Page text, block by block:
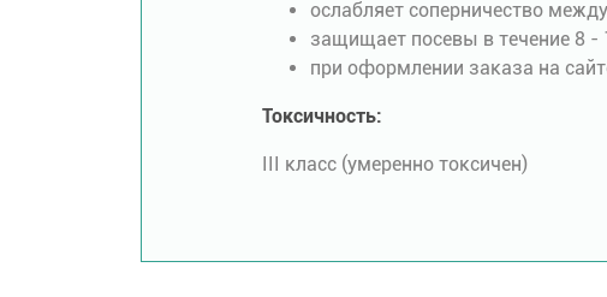
ослабляет соперничество
защищает посевы в течение 8 -
при оформлении заказа на
Токсичность:
III класс (умеренно токсичен)